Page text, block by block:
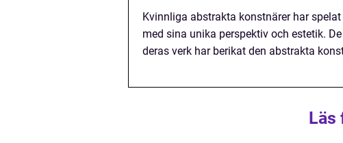
Kvinnliga abstrakta konstnärer har
med sina unika perspektiv och estetik.
deras verk har berikat den abstrakta
Läs